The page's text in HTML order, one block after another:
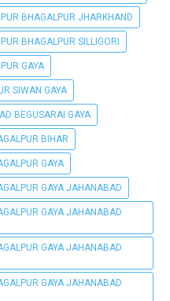
BHAGALPUR JHARKHAND
BHAGALPUR SILLIGORI
GAYA
SIWAN GAYA
BEGUSARAI GAYA
BIHAR
GAYA
GAYA JAHANABAD
GAYA JAHANABAD
GAYA JAHANABAD
GAYA JAHANABAD